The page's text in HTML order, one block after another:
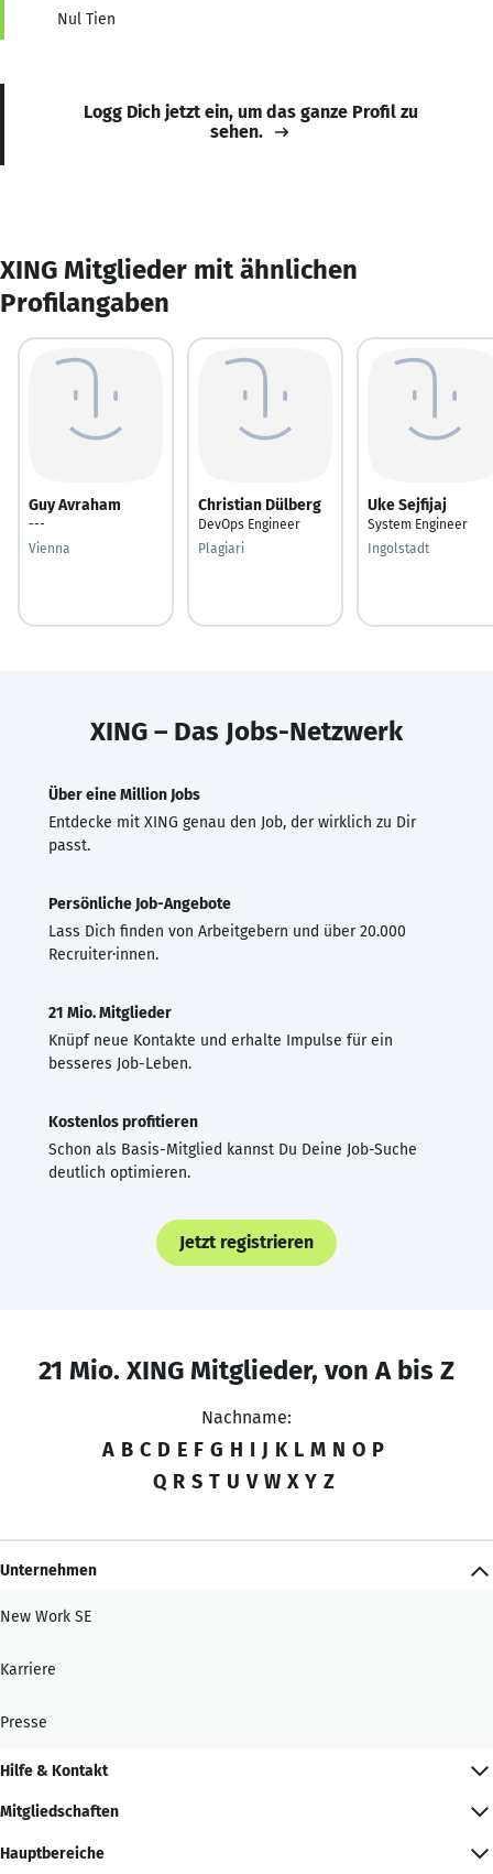
Nul Tien
Logg Dich jetzt ein, um das ganze Profil zu
sehen.
XING Mitglieder mit ähnlichen
Profilangaben
Guy Avraham
---
Vienna
Christian Dülberg
DevOps Engineer
Plagiari
Uke Sejfijaj
System Engineer
Ingolstadt
XING – Das Jobs-Netzwerk
Über eine Million Jobs
Entdecke mit XING genau den Job, der wirklich zu Dir
passt.
Persönliche Job-Angebote
Lass Dich finden von Arbeitgebern und über 20.000
Recruiter·innen.
21 Mio. Mitglieder
Knüpf neue Kontakte und erhalte Impulse für ein
besseres Job-Leben.
Kostenlos profitieren
Schon als Basis-Mitglied kannst Du Deine Job-Suche
deutlich optimieren.
Jetzt registrieren
21 Mio. XING Mitglieder, von A bis Z
Nachname:
A B C D E F G H I J K L M N O P
Q R S T U V W X Y Z
Unternehmen
New Work SE
Karriere
Presse
Hilfe & Kontakt
Mitgliedschaften
Hauptbereiche